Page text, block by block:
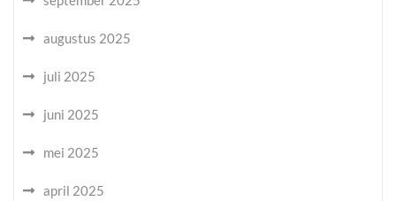
augustus 2025
juli 2025
juni 2025
mei 2025
april 2025